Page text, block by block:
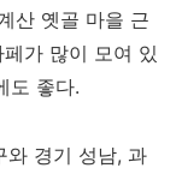
산 옛골 마을 근
가 많이 모여 있
도 좋다.
와 경기 성남, 과